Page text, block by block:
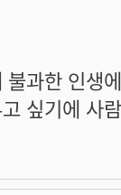
과한 인생
싶기에 사